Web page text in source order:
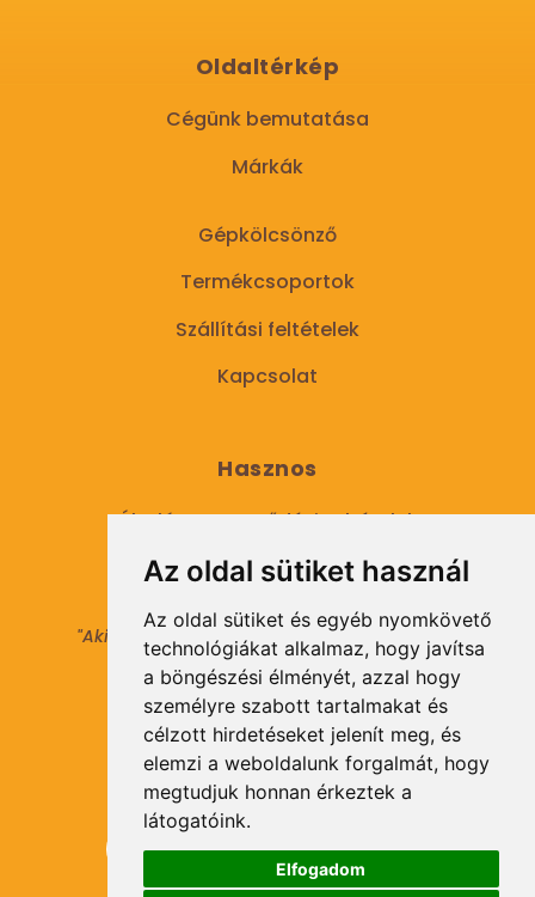
Az oldal sütiket használ
Az oldal sütiket és egyéb nyomkövető
technológiákat alkalmaz, hogy javítsa
a böngészési élményét, azzal hogy
személyre szabott tartalmakat és
célzott hirdetéseket jelenít meg, és
elemzi a weboldalunk forgalmát, hogy
megtudjuk honnan érkeztek a
látogatóink.
Elfogadom
Oldaltérkép
Cégünk bemutatása
Márkák
Gépkölcsönző
Termékcsoportok
Szállítási feltételek
Kapcsolat
Hasznos
Általános Szerződési Feltételek
Adatkezelési tájékoztató
"Aki másokat nem tesz gazdaggá, maga sem
válhat azzá."
© 2021 Minden jog fenntartva.
Hírlevél Feliratkozás